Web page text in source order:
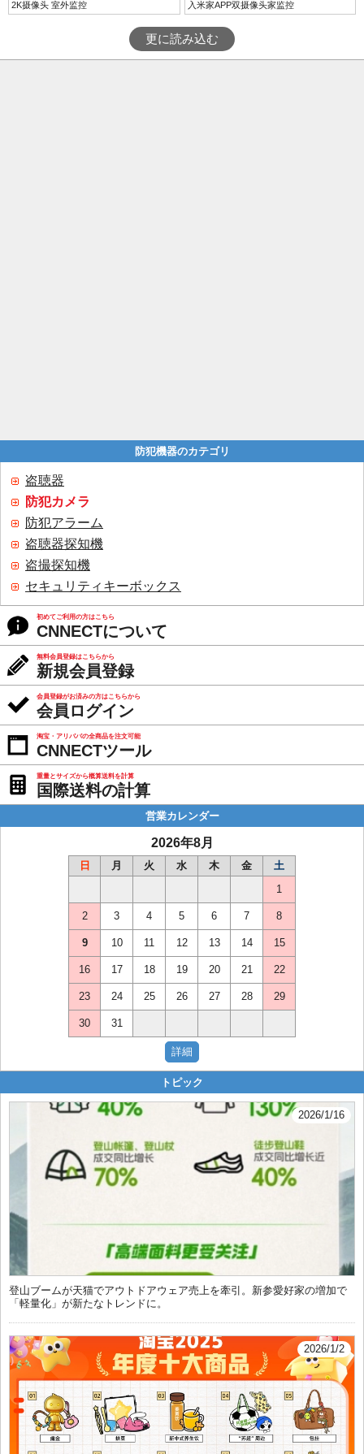
2K摄像头 室外监控
入米家APP双摄像头家监控
更に読み込む
防犯機器のカテゴリ
盗聴器
防犯カメラ
防犯アラーム
盗聴器探知機
盗撮探知機
セキュリティキーボックス
初めてご利用の方はこちら
CNNECTについて
無料会員登録はこちらから
新規会員登録
会員登録がお済みの方はこちらから
会員ログイン
淘宝・アリババの全商品を注文可能
CNNECTツール
重量とサイズから概算送料を計算
国際送料の計算
営業カレンダー
2026年8月
日 月 火 水 木 金
土
1
2 3 4 5 6 7 8
9 10 11 12 13 14 15
16 17 18 19 20 21 22
23 24 25 26 27 28 29
30 31
トピック
2026/1/16
登山ブームが天猫でアウトドアウェア売上を牽引。新参愛好家の増加で
「軽量化」が新たなトレンドに。
2026/1/2